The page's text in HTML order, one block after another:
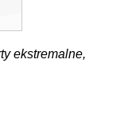
ekstremalne,